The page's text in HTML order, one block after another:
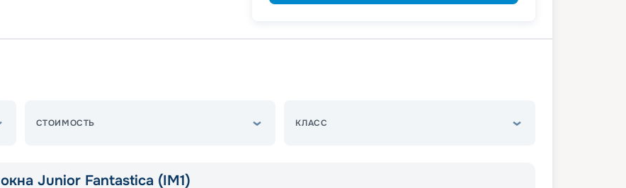
СТОИМОСТЬ КЛАСС
Junior Fantastica (IM1)